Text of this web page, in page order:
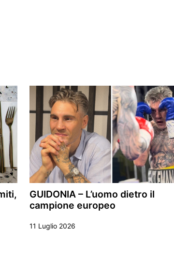
GUIDONIA – L’uomo dietro il
campione europeo
11 Luglio 2026